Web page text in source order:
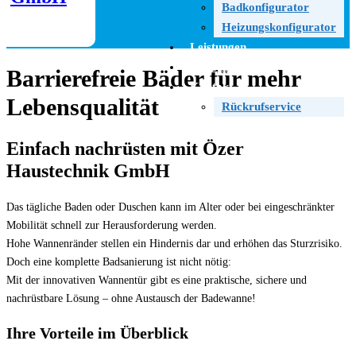
Badkonfigurator
Heizungskonfigurator
Leistungen
Kontakt
Rückrufservice
Barrierefreie Bäder für mehr
Lebensqualität
Einfach nachrüsten mit Özer
Haustechnik GmbH
Das tägliche Baden oder Duschen kann im Alter oder bei eingeschränkter
Mobilität schnell zur Herausforderung werden.
Hohe Wannenränder stellen ein Hindernis dar und erhöhen das Sturzrisiko.
Doch eine komplette Badsanierung ist nicht nötig:
Mit der innovativen Wannentür gibt es eine praktische, sichere und
nachrüstbare Lösung – ohne Austausch der Badewanne!
Ihre Vorteile im Überblick